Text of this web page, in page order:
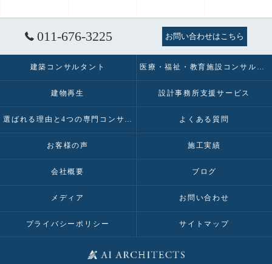
011-676-3225 お問い合わせはこちら
建築コンサルタント 医療・福祉・教育施設コンサルタント
建物再生 設計事務所支援サービス
選ばれる理由と4つの専門コンサルティング よくある質問
お客様の声 施工実績
会社概要 ブログ
メディア お問い合わせ
プライバシーポリシー サイトマップ